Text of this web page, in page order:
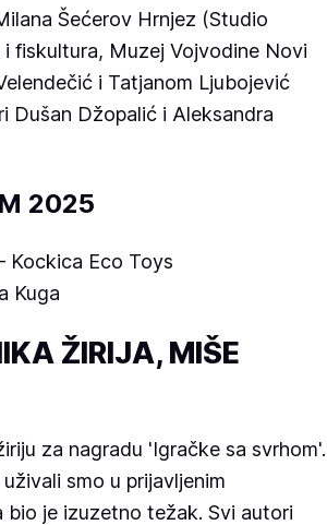
Šećerov Hrnjez (Studio
fiskultura, Muzej Vojvodine Novi
i Tatjanom Ljubojević
Dušan Džopalić i Aleksandra
2025
Kockica Eco Toys
Kuga
ŽIRIJA, MIŠE
za nagradu 'Igračke sa svrhom'.
smo u prijavljenim
je izuzetno težak. Svi autori